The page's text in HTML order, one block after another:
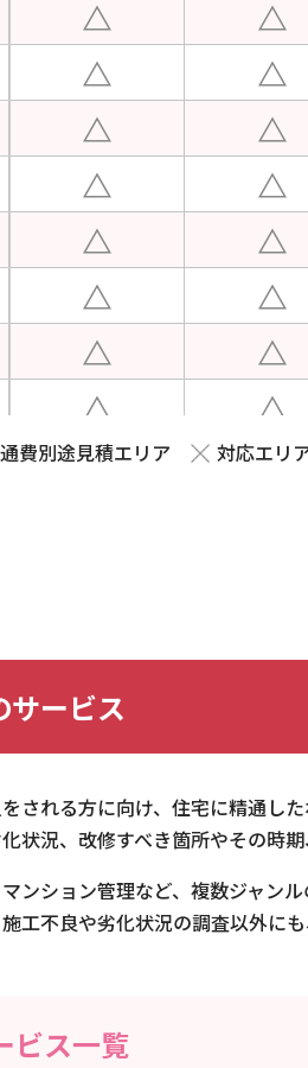
費別途見積エリア 対応エリ
サービス
される方に向け、住宅に精通し
状況、改修すべき箇所やその時
ンション管理など、複数ジャン
工不良や劣化状況の調査以外に
ビス一覧